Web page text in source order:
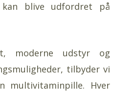
blive udfordret på
moderne udstyr og
tilbyder vi
multivitaminpille. Hver